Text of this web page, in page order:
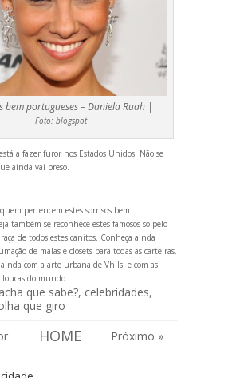
bem portugueses – Daniela Ruah |
Foto:blogspot
a fazer furor nos Estados Unidos. Não se
ainda vai preso.
pertencem estes sorrisos bem
também se reconhece estes famosos só pelo
raça de todos estes canitos. Conheça ainda
de malaseclosets para todas as carteiras.
com a arte urbana de Vhilse com as
loucas do mundo.
acha que sabe?, celebridades,
que giro
HOME Próximo »